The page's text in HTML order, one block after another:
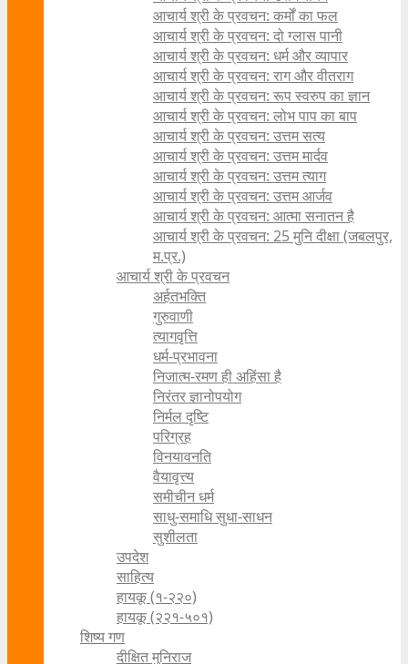
आचार्य श्री के प्रवचन: कर्मों का फल
आचार्य श्री के प्रवचन: दो ग्लास पानी
आचार्य श्री के प्रवचन: धर्म और व्यापार
आचार्य श्री के प्रवचन: राग और वीतराग
आचार्य श्री के प्रवचन: रूप स्वरुप का ज्ञान
आचार्य श्री के प्रवचन: लोभ पाप का बाप
आचार्य श्री के प्रवचन: उत्तम सत्य
आचार्य श्री के प्रवचन: उत्तम मार्दव
आचार्य श्री के प्रवचन: उत्तम त्याग
आचार्य श्री के प्रवचन: उत्तम आर्जव
आचार्य श्री के प्रवचन: आत्मा सनातन है
आचार्य श्री के प्रवचन: 25 मुनि दीक्षा (जबलपुर,
म.प्र.)
आचार्य श्री के प्रवचन
अर्हतभक्ति
गुरुवाणी
त्यागवृत्ति
धर्म-प्रभावना
निजात्म-रमण ही अहिंसा है
निरंतर ज्ञानोपयोग
निर्मल दृष्टि
परिग्रह
विनयावनति
वैयावृत्त्य
समीचीन धर्म
साधु-समाधि सुधा-साधन
सुशीलता
उपदेश
साहित्य
हायकू (१‍-२२०)
हायकू (२२१-५०१)
शिष्य गण
दीक्षित मुनिराज